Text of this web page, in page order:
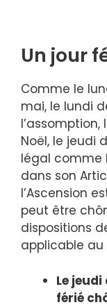
Un jour
Comme le
mai, le lundi
l’assomption,
Noël, le jeudi
légal comme
dans son
l’Ascension
peut être
dispositions
applicable au
Le
férié